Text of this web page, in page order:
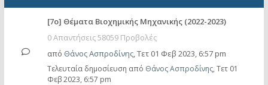
[7o] Θέματα Βιοχημικής Μηχανικής (2022-2023)
0 Απαντήσεις 58059 Προβολές
από Θάνος Ασπροδίνης,Τετ 01 Φεβ 2023, 6:57 pm
Τελευταία δημοσίευση από Θάνος Ασπροδίνης, Τετ 01
Φεβ 2023, 6:57 pm